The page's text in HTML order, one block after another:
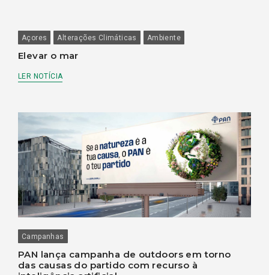
Açores Alterações Climáticas Ambiente
Elevar o mar
LER NOTÍCIA
Campanhas
PAN lança campanha de outdoors em torno
das causas do partido com recurso à